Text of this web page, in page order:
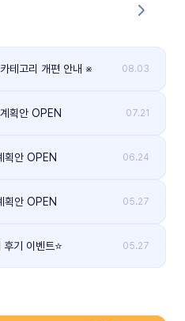
테고리 개편 안내 ※ 08.03
획안 OPEN 07.21
획안 OPEN 06.24
획안 OPEN 05.27
기 이벤트⭐ 05.27